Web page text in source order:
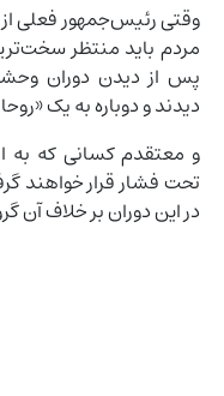
وقتی رئیس‌جمهور فعلی
مردم باید منتظر
پس از دیدن دوران
دیدند و دوباره به یک
و معتقدم کسانی که به
تحت فشار قرار خواهند
در این دوران بر خلاف آن